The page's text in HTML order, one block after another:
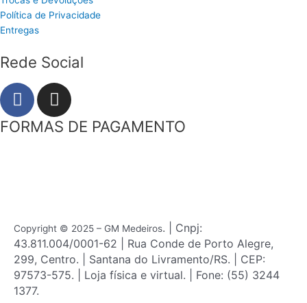
Política de Privacidade
Entregas
Rede Social
F
a
c
I
n
s
m
FORMAS DE PAGAMENTO
Copyright © 2025 – GM Medeiros. | Cnpj:
43.811.004/0001-62 | Rua Conde de Porto Alegre,
299, Centro. | Santana do Livramento/RS. | CEP:
97573-575. | Loja física e virtual. | Fone: (55) 3244
1377.